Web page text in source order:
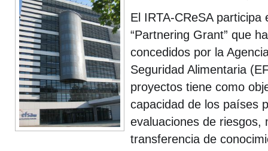
El IRTA-CReSA
“Partnering Grant” que
concedidos por la
Seguridad Alimentaria
proyectos tiene como
capacidad de los países
evaluaciones de riesgos,
transferencia de